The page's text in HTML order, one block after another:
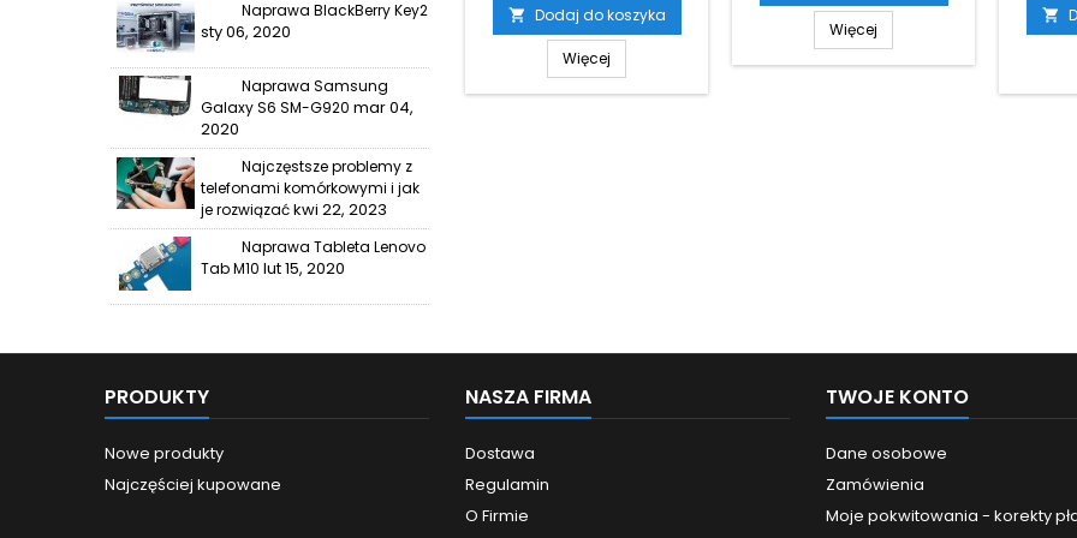
Naprawa BlackBerry Key2
sty 06, 2020
Naprawa Samsung
Galaxy S6 SM-G920 mar 04,
2020
Najczęstsze problemy z
telefonami komórkowymi i jak
je rozwiązaćkwi 22, 2023
Naprawa Tableta Lenovo
Tab M10 lut 15, 2020
 Dodaj do koszyka
Więcej
Więcej

PRODUKTY
Nowe produkty
Najczęściej kupowane
NASZA FIRMA
Dostawa
Regulamin
O Firmie
TWOJE KONTO
Dane osobowe
Zamówienia
Moje pokwitowania - korekty